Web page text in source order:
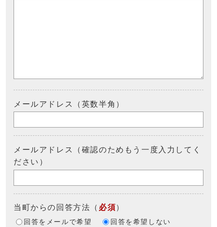
メールアドレス（英数半角）
メールアドレス（確認のためもう一度入力してく
ださい）
当町からの回答方法 （ 必須）
回答をメールで希望 回答を希望しない